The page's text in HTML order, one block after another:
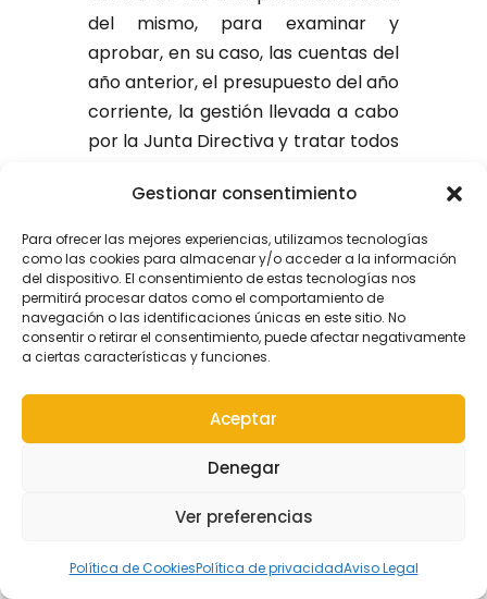
Gestionar consentimiento
Para ofrecer las mejores experiencias, utilizamos tecnologías
como las cookies para almacenar y/o acceder a la información
del dispositivo. El consentimiento de estas tecnologías nos
permitirá procesar datos como el comportamiento de
navegación o las identificaciones únicas en este sitio. No
consentir o retirar el consentimiento, puede afectar negativamente
a ciertas características y funciones.
Aceptar
Denegar
Ver preferencias
Política de CookiesPolítica de privacidadAviso Legal
del mismo, para examinar y
aprobar, en su caso, las cuentas del
año anterior, el presupuesto del año
corriente, la gestión llevada a cabo
por la Junta Directiva y tratar todos
especificado en la convocatoria.
ARTICULO 26º.- La Asamblea
General Extraordinaria, que podrá
tratar de cualquier tema, se reunirá
cuando lo acuerde la Junta
Directiva o lo soliciten, al menos el
veinticinco por ciento del total de
asociados, expresando en la
Asamblea. En este supuesto, el
Presidente de la Junta Directiva
orden del día solicitado, para